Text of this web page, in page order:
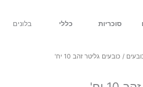
סוכריות כללי בלונים
/ כובעים גליטר זהב 10 יח'